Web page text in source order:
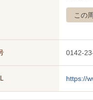
この
0142-
https://